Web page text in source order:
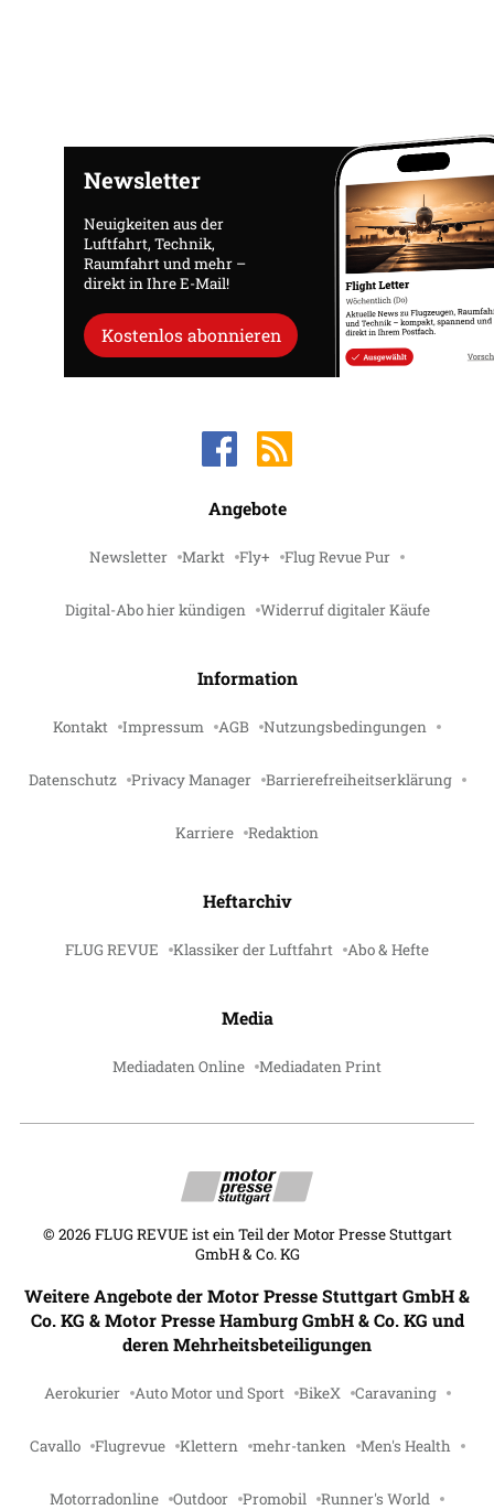
Newsletter
Neuigkeiten aus der
Luftfahrt, Technik,
Raumfahrt und mehr –
direkt in Ihre E-Mail!
Kostenlos abonnieren
Angebote
Newsletter Markt Fly+ Flug Revue Pur
Digital-Abo hier kündigen Widerruf digitaler Käufe
Information
Kontakt Impressum AGB Nutzungsbedingungen
Datenschutz Privacy Manager Barrierefreiheitserklärung
Karriere Redaktion
Heftarchiv
FLUG REVUE Klassiker der Luftfahrt Abo & Hefte
Media
Mediadaten Online Mediadaten Print
© 2026 FLUG REVUE ist ein Teil der Motor Presse Stuttgart
GmbH & Co. KG
Weitere Angebote der Motor Presse Stuttgart GmbH &
Co. KG & Motor Presse Hamburg GmbH & Co. KG und
deren Mehrheitsbeteiligungen
Aerokurier Auto Motor und Sport BikeX Caravaning
Cavallo Flugrevue Klettern mehr-tanken Men's Health
Motorradonline Outdoor Promobil Runner's World